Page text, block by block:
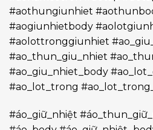
#aothungiunhiet
#aogiunhietbody
#aolottronggiunhiet
#ao_thun_giu_nhiet
#ao_giu_nhiet_body
#ao_lot_trong
#áo_giữ_nhiệt